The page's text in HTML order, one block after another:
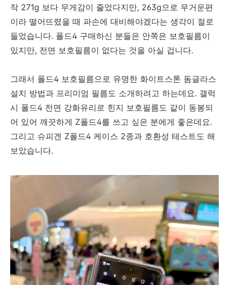
작 271g 보다 무게감이 줄었다지만, 263g으로 무거운편
이라 떨어뜨렸을 때 파손에 대비해야겠다는 생각이 절로
들었습니다. 폴드4 구매하신 분들은 안쪽은 보호필름이
있지만, 전면 보호필름이 없다는 것을 아실 겁니다.
그래서 폴드4 보호필름으로 유명한 화이트스톤 돔글라스
설치 방법과 프리미엄 필름도 소개하려고 하는데요. 갤럭
시 폴드4 전면 강화유리로 힌지 보호필름도 같이 동봉되
어 있어 깨끗하게 Z폴드4를 쓰고 싶은 분에게 좋은데요.
그리고 슈피겐 Z폴드4 케이스 2종과 호환성 테스트도 해
보았습니다.